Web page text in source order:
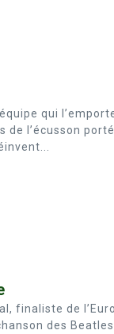
qui
de l’écusson
finaliste de
des